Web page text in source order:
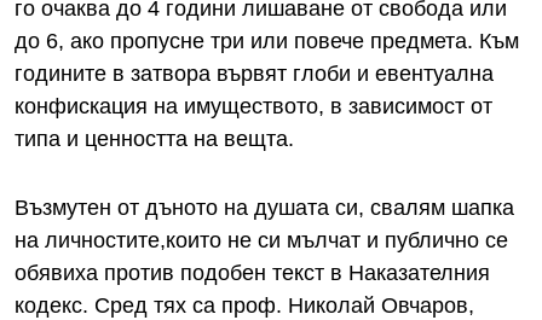
го очаква до 4 години лишаване от свобода или
до 6, ако пропусне три или повече предмета. Към
годините в затвора вървят глоби и евентуална
конфискация на имуществото, в зависимост от
типа и ценността на вещта.
Възмутен от дъното на душата си, свалям шапка
на личностите,които не си мълчат и публично се
обявиха против подобен текст в Наказателния
кодекс. Сред тях са проф. Николай Овчаров,